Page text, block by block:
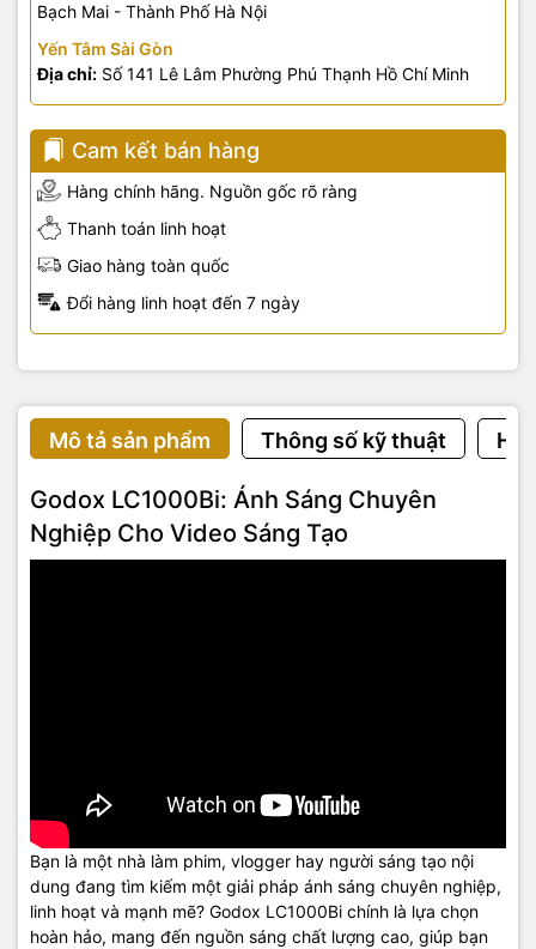
Bạch Mai - Thành Phố Hà Nội
Yến Tâm Sài Gòn
Địa chỉ: Số 141 Lê Lâm Phường Phú Thạnh Hồ Chí Minh
Cam kết bán hàng
Hàng chính hãng. Nguồn gốc rõ ràng
Thanh toán linh hoạt
Giao hàng toàn quốc
Đổi hàng linh hoạt đến 7 ngày
Mô tả sản phẩm Thông số kỹ thuật
Godox LC1000Bi: Ánh Sáng Chuyên
Nghiệp Cho Video Sáng Tạo
Bạn là một nhà làm phim, vlogger hay người sáng tạo nội
dung đang tìm kiếm một giải pháp ánh sáng chuyên nghiệp,
linh hoạt và mạnh mẽ? Godox LC1000Bi chính là lựa chọn
hoàn hảo, mang đến nguồn sáng chất lượng cao, giúp bạn